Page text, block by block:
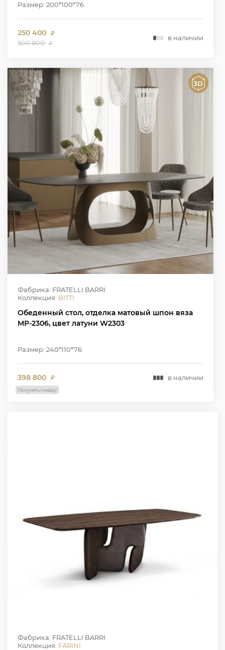
Размер: 200*100*76
250 400 ₽
500 800 ₽
в наличии
Фабрика: FRATELLI BARRI
Коллекция: BITTI
Обеденный стол, отделка матовый шпон вяза
MP-2306, цвет латуни W2303
Размер: 240*110*76
398 800 ₽ в наличии
Получить скидку
Фабрика: FRATELLI BARRI
Коллекция: FARINI